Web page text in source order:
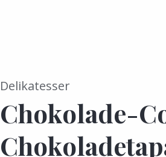
Delikatesser
Chokolade-